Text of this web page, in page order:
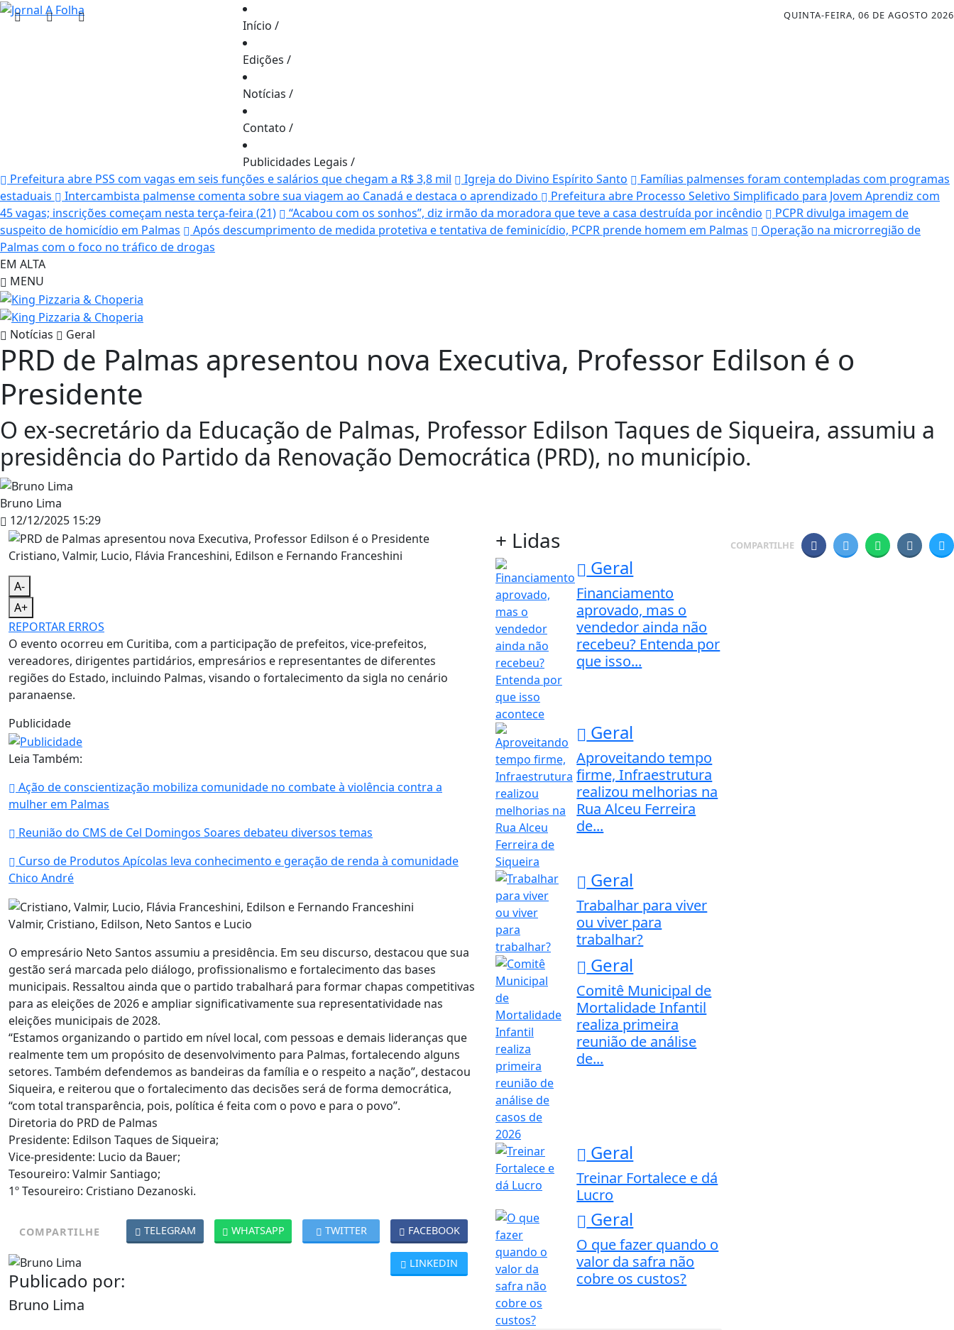
QUINTA-FEIRA, 06 DE AGOSTO 2026
Início /
Edições /
Notícias /
Contato /
Publicidades Legais /
Prefeitura abre PSS com vagas em seis funções e salários que chegam a R$ 3,8 mil
Igreja do Divino Espírito Santo
Famílias palmenses foram contempladas com programas
estaduais
Intercambista palmense comenta sobre sua viagem ao Canadá e destaca o aprendizado
Prefeitura abre Processo Seletivo Simplificado para Jovem Aprendiz com
45 vagas; inscrições começam nesta terça-feira (21)
“Acabou com os sonhos”, diz irmão da moradora que teve a casa destruída por incêndio
PCPR divulga imagem de
suspeito de homicídio em Palmas
Após descumprimento de medida protetiva e tentativa de feminicídio, PCPR prende homem em Palmas
Operação na microrregião de
Palmas com o foco no tráfico de drogas
EM ALTA
MENU
Notícias Geral
PRD de Palmas apresentou nova Executiva, Professor Edilson é o
Presidente
O ex-secretário da Educação de Palmas, Professor Edilson Taques de Siqueira, assumiu a
presidência do Partido da Renovação Democrática (PRD), no município.
Bruno Lima
12/12/2025 15:29
COMPARTILHE
Cristiano, Valmir, Lucio, Flávia Franceshini, Edilson e Fernando Franceshini
A-
A+
REPORTAR ERROS
O evento ocorreu em Curitiba, com a participação de prefeitos, vice-prefeitos,
vereadores, dirigentes partidários, empresários e representantes de diferentes
regiões do Estado, incluindo Palmas, visando o fortalecimento da sigla no cenário
paranaense.
Publicidade
Leia Também:
Ação de conscientização mobiliza comunidade no combate à violência contra a
mulher em Palmas
Reunião do CMS de Cel Domingos Soares debateu diversos temas
Curso de Produtos Apícolas leva conhecimento e geração de renda à comunidade
Chico André
Valmir, Cristiano, Edilson, Neto Santos e Lucio
O empresário Neto Santos assumiu a presidência. Em seu discurso, destacou que sua
gestão será marcada pelo diálogo, profissionalismo e fortalecimento das bases
municipais. Ressaltou ainda que o partido trabalhará para formar chapas competitivas
para as eleições de 2026 e ampliar significativamente sua representatividade nas
eleições municipais de 2028.
“Estamos organizando o partido em nível local, com pessoas e demais lideranças que
realmente tem um propósito de desenvolvimento para Palmas, fortalecendo alguns
setores. Também defendemos as bandeiras da família e o respeito a nação”, destacou
Siqueira, e reiterou que o fortalecimento das decisões será de forma democrática,
“com total transparência, pois, política é feita com o povo e para o povo”.
Diretoria do PRD de Palmas
Presidente: Edilson Taques de Siqueira;
Vice-presidente: Lucio da Bauer;
Tesoureiro: Valmir Santiago;
1º Tesoureiro: Cristiano Dezanoski.
COMPARTILHE FACEBOOK
TWITTER
WHATSAPP
TELEGRAM
LINKEDIN
Publicado por:
Bruno Lima
+ Lidas
Geral
Financiamento
aprovado, mas o
vendedor ainda não
recebeu? Entenda por
que isso...
Geral
Aproveitando tempo
firme, Infraestrutura
realizou melhorias na
Rua Alceu Ferreira
de...
Geral
Trabalhar para viver
ou viver para
trabalhar?
Geral
Comitê Municipal de
Mortalidade Infantil
realiza primeira
reunião de análise
de...
Geral
Treinar Fortalece e dá
Lucro
Geral
O que fazer quando o
valor da safra não
cobre os custos?